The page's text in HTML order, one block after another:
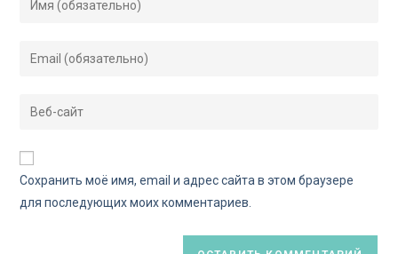
Сохранить моё имя, email и адрес сайта в этом браузере
для последующих моих комментариев.